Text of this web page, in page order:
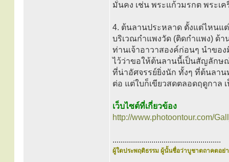
มั่นคง เช่น พระแก้วมรกต พระเค
4. ต้นลานประหลาด ตั้งแต่ไหนแ
บริเวณกำแพงวัด (ติดกำแพง) ด้า
ท่านเจ้าอาวาสองค์ก่อนๆ นำขอ
ไว้ว่าขอให้ต้นลานนี้เป็นสัญลักษ
ที่น่าอัศจรรย์ยิ่งนัก ทั้งๆ ที่ต้นลา
ต่อ แต่ใบก็เขียวสดตลอดฤดูกาล
เว็บไซต์ที่เกี่ยวข้อง
http://www.photoontour.com/
.....................................................
ผู้ใดประพฤติธรรม ผู้นั้นชื่อว่าบูชาตถาคตอย่า